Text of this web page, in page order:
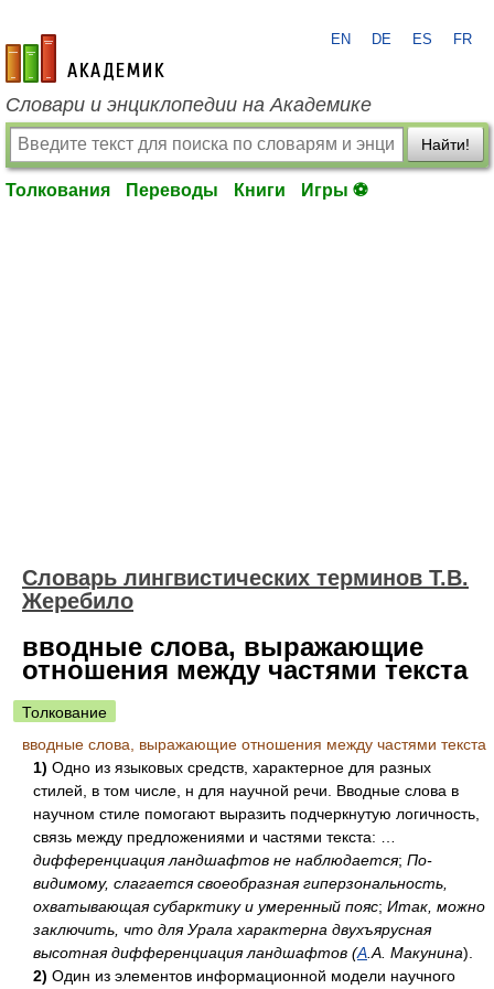
academic.ru
EN DE ES FR
Словари и энциклопедии на Академике
Найти!
Толкования Переводы Книги Игры ⚽
Словарь лингвистических терминов Т.В.
Жеребило
вводные слова, выражающие
отношения между частями текста
Толкование
вводные слова, выражающие отношения между частями текста
1) Одно из языковых средств, характерное для разных
стилей, в том числе, н для научной речи. Вводные слова в
научном стиле помогают выразить подчеркнутую логичность,
связь между предложениями и частями текста: …
дифференциация ландшафтов не наблюдается; По-
видимому, слагается своеобразная гиперзональность,
охватывающая субарктику и умеренный пояс; Итак, можно
заключить, что для Урала характерна двухъярусная
высотная дифференциация ландшафтов (А .А. Макунина).
2) Один из элементов информационной модели научного